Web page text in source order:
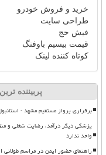
خرید و فروش خودرو
طراحی سایت
فیش حج
قیمت بیسیم باوفنگ
کوتاه کننده لینک
پربیننده
برقراری پرواز مستقیم مشهد -
پزشکی دیگر درآمد، رضایت شغلی و
واحد ندارد
راهنمای حضور ایمن در مراسم طولانی